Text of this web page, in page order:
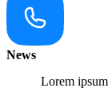
News
Lorem